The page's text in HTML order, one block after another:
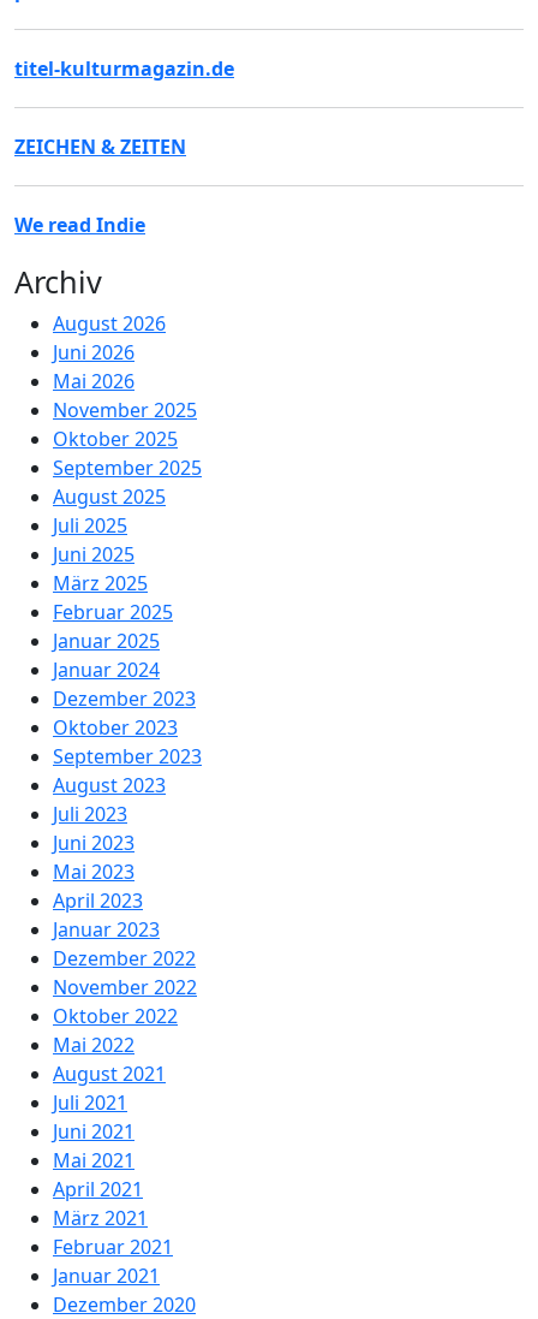
titel-kulturmagazin.de
ZEICHEN & ZEITEN
We read Indie
Archiv
August 2026
Juni 2026
Mai 2026
November 2025
Oktober 2025
September 2025
August 2025
Juli 2025
Juni 2025
März 2025
Februar 2025
Januar 2025
Januar 2024
Dezember 2023
Oktober 2023
September 2023
August 2023
Juli 2023
Juni 2023
Mai 2023
April 2023
Januar 2023
Dezember 2022
November 2022
Oktober 2022
Mai 2022
August 2021
Juli 2021
Juni 2021
Mai 2021
April 2021
März 2021
Februar 2021
Januar 2021
Dezember 2020